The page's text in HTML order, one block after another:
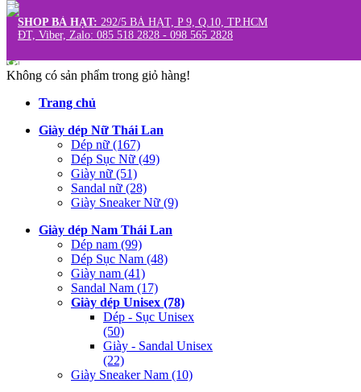
Tìm kiếm
Giỏ hàng (0)
Không có sản phẩm trong giỏ hàng!
Trang chủ
Giày dép Nữ Thái Lan
Dép nữ (167)
Dép Sục Nữ (49)
Giày nữ (51)
Sandal nữ (28)
Giày Sneaker Nữ (9)
Giày dép Nam Thái Lan
Dép nam (99)
Dép Sục Nam (48)
Giày nam (41)
Sandal Nam (17)
Giày dép Unisex (78)
Dép - Sục Unisex
(50)
Giày - Sandal Unisex
(22)
Giày Sneaker Nam (10)
SHOP BÀ HẠT: 292/5 BÀ HẠT, P 9, Q.10, TP.HCM
ĐT, Viber, Zalo: 085 518 2828 - 098 565 2828